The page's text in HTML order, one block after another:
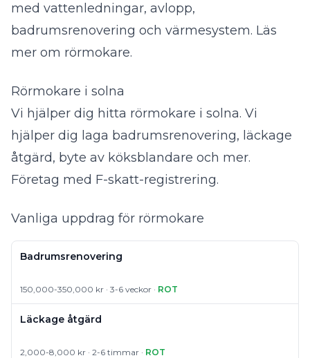
med vattenledningar, avlopp,
badrumsrenovering och värmesystem. Läs
mer om rörmokare.
Rörmokare i solna
Vi hjälper dig hitta rörmokare i solna. Vi
hjälper dig laga badrumsrenovering, läckage
åtgärd, byte av köksblandare och mer.
Företag med F-skatt-registrering.
Vanliga uppdrag för rörmokare
Badrumsrenovering
150,000-350,000 kr · 3-6 veckor · ROT
Läckage åtgärd
2,000-8,000 kr · 2-6 timmar · ROT